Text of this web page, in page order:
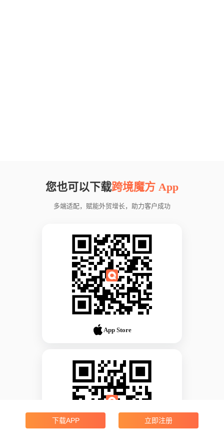
您也可以下载跨境魔方 App
多端适配，赋能外贸增长，助力客户成功
App Store
下载APP 立即注册